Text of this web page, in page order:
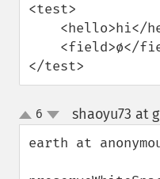
<test>
</test>
up
down
6 shaoyu73 at
earth at